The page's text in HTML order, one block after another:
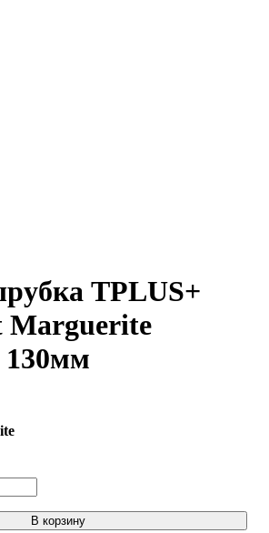
TPLUS+
Marguerite
В корзину